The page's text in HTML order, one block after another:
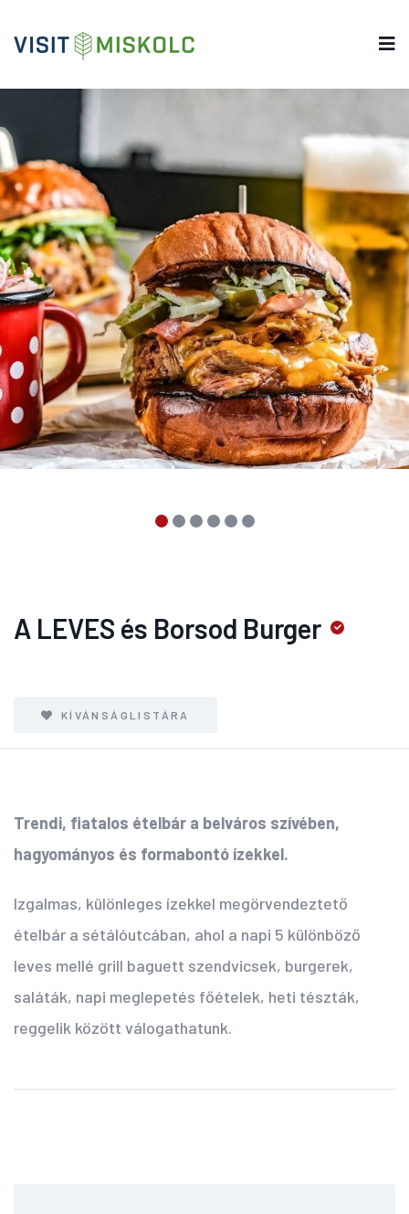
A LEVES és Borsod Burger
KÍVÁNSÁGLISTÁRA
Trendi, fiatalos ételbár a belváros szívében,
hagyományos és formabontó ízekkel.
Izgalmas, különleges ízekkel megörvendeztető
ételbár a sétálóutcában, ahol a napi 5 különböző
leves mellé grill baguett szendvicsek, burgerek,
saláták, napi meglepetés főételek, heti tészták,
reggelik között válogathatunk.